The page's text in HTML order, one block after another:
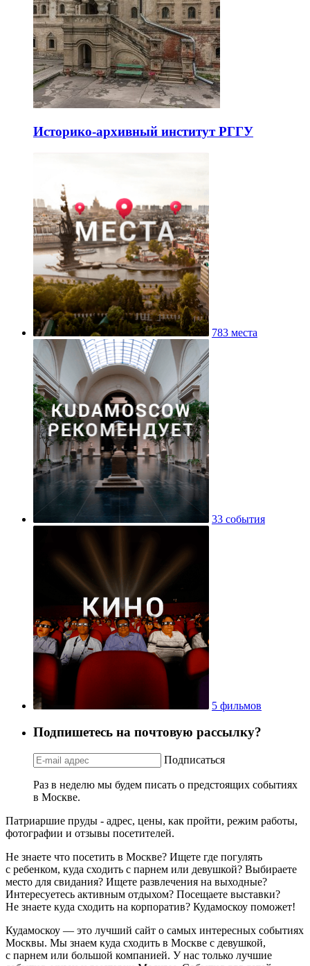
Историко-архивный институт РГГУ
783 места
33 события
5 фильмов
Подпишетесь на почтовую рассылку?
Подписаться
Раз в неделю мы будем писать о предстоящих событиях
в Москве.
Патриаршие пруды - адрес, цены, как пройти, режим работы,
фотографии и отзывы посетителей.
Не знаете что посетить в Москве? Ищете где погулять
с ребенком, куда сходить с парнем или девушкой? Выбираете
место для свидания? Ищете развлечения на выходные?
Интересуетесь активным отдыхом? Посещаете выставки?
Не знаете куда сходить на корпоратив? Кудамоскоу поможет!
Кудамоскоу — это лучший сайт о самых интересных событиях
Москвы. Мы знаем куда сходить в Москве с девушкой,
с парнем или большой компанией. У нас только лучшие